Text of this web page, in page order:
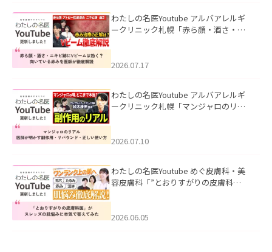
わたしの名医Youtube アルバアレルギ
ークリニック札幌「赤ら顔・酒さ・ニ
した。
2026.07.17
わたしの名医Youtube アルバアレルギ
ークリニック札幌「マンジャロのリア
た。
2026.07.10
わたしの名医Youtube めぐ皮膚科・美
容皮膚科「”とおりすがりの皮膚科
2026.06.05